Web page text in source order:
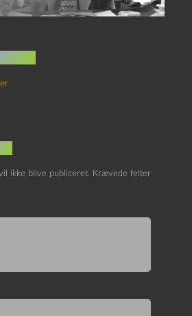
ikke blive publiceret.
Krævede felter